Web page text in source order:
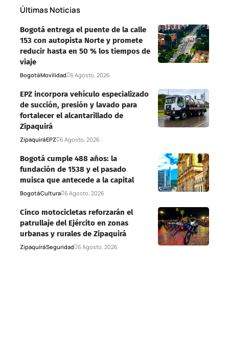
Últimas Noticias
Bogotá entrega el puente de la calle
153 con autopista Norte y promete
reducir hasta en 50 % los tiempos de
viaje
BogotáMovilidad 6 Agosto, 2026
EPZ incorpora vehículo especializado
de succión, presión y lavado para
fortalecer el alcantarillado de
Zipaquirá
ZipaquiráEPZ 6 Agosto, 2026
Bogotá cumple 488 años: la
fundación de 1538 y el pasado
muisca que antecede a la capital
BogotáCultura 6 Agosto, 2026
Cinco motocicletas reforzarán el
patrullaje del Ejército en zonas
urbanas y rurales de Zipaquirá
ZipaquiráSeguridad 6 Agosto, 2026